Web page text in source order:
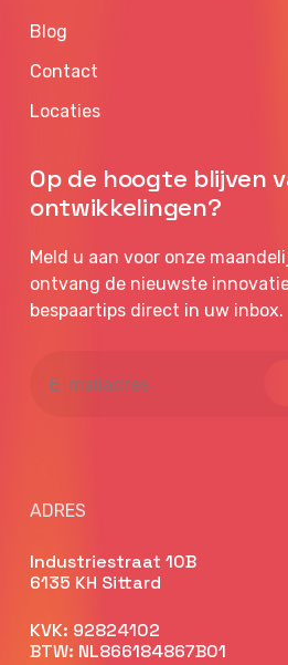
Blog
Contact
Locaties
Op de hoogte blijven
ontwikkelingen?
Meld u aan voor onze
ontvang de nieuwste
bespaartips direct in uw inbox.
mailadres
ADRES
Industriestraat 10B
6135 KH Sittard
KVK: 92824102
BTW: NL866184867B01